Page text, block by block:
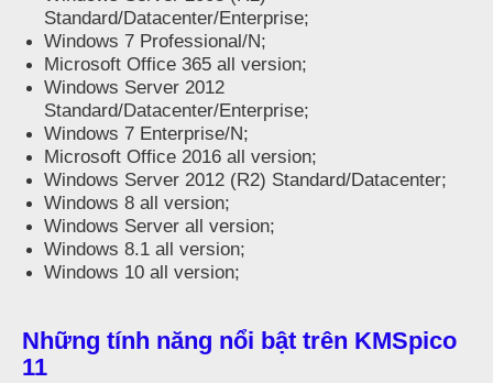
Standard/Datacenter/Enterprise;
Windows 7 Professional/N;
Microsoft Office 365 all version;
Windows Server 2012
Standard/Datacenter/Enterprise;
Windows 7 Enterprise/N;
Microsoft Office 2016 all version;
Windows Server 2012 (R2) Standard/Datacenter;
Windows 8 all version;
Windows Server all version;
Windows 8.1 all version;
Windows 10 all version;
Những tính năng nổi bật trên KMSpico
11